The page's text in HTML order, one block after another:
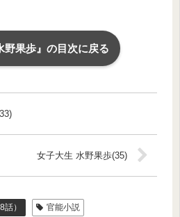
野果歩』の目次に戻る
女子大生 水野果歩(35)
） 官能小説